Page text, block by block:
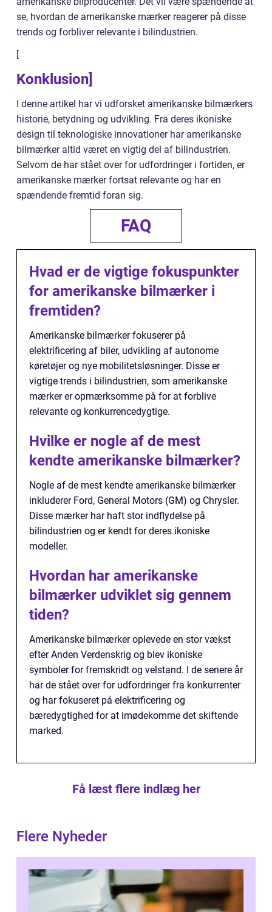
se, hvordan de amerikanske mærker reagerer på disse
trends og forbliver relevante i bilindustrien.
[
Konklusion]
I denne artikel har vi udforsket amerikanske bilmærkers
historie, betydning og udvikling. Fra deres ikoniske
design til teknologiske innovationer har amerikanske
bilmærker altid været en vigtig del af bilindustrien.
Selvom de har stået over for udfordringer i fortiden, er
amerikanske mærker fortsat relevante og har en
spændende fremtid foran sig.
FAQ
Hvad er de vigtige fokuspunkter
for amerikanske bilmærker i
fremtiden?
Amerikanske bilmærker fokuserer på
elektrificering af biler, udvikling af autonome
køretøjer og nye mobilitetsløsninger. Disse er
vigtige trends i bilindustrien, som amerikanske
mærker er opmærksomme på for at forblive
relevante og konkurrencedygtige.
Hvilke er nogle af de mest
kendte amerikanske bilmærker?
Nogle af de mest kendte amerikanske bilmærker
inkluderer Ford, General Motors (GM) og Chrysler.
Disse mærker har haft stor indflydelse på
bilindustrien og er kendt for deres ikoniske
modeller.
Hvordan har amerikanske
bilmærker udviklet sig gennem
tiden?
Amerikanske bilmærker oplevede en stor vækst
efter Anden Verdenskrig og blev ikoniske
symboler for fremskridt og velstand. I de senere år
har de stået over for udfordringer fra konkurrenter
og har fokuseret på elektrificering og
bæredygtighed for at imødekomme det skiftende
marked.
Få læst flere indlæg her
Flere Nyheder